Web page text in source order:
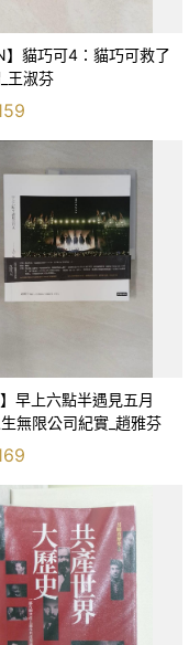
】貓巧可4：貓巧可救了
王淑芬
】早上六點半遇見五月
無限公司紀實_趙雅芬